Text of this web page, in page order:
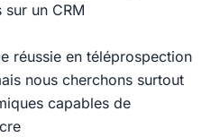
un CRM
réussie en téléprospection
nous cherchons surtout
capables de